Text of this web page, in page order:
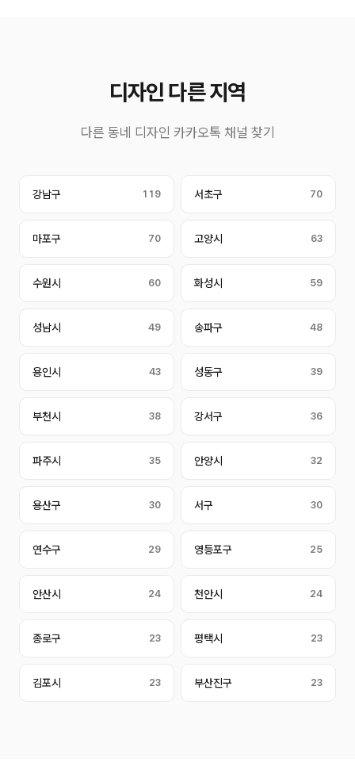
디자인 다른 지역
다른 동네 디자인 카카오톡 채널 찾기
강남구 119 서초구 70
마포구 70 고양시 63
수원시 60 화성시 59
성남시 49 송파구 48
용인시 43 성동구 39
부천시 38 강서구 36
파주시 35 안양시 32
용산구 30 서구 30
연수구 29 영등포구 25
안산시 24 천안시 24
종로구 23 평택시 23
김포시 23 부산진구 23